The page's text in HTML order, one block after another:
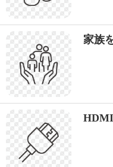
家族